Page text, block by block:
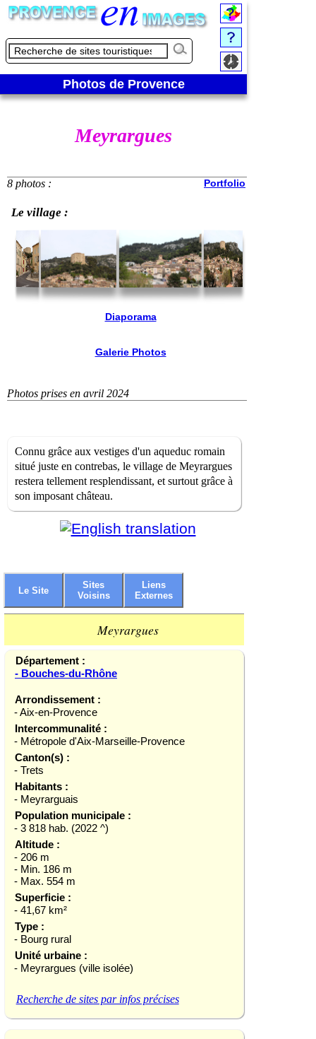
Photos de Provence
Meyrargues
8 photos : Portfolio
Le village :
Diaporama
Galerie Photos
Photos prises en avril 2024
Connu grâce aux vestiges d'un aqueduc romain
situé juste en contrebas, le village de Meyrargues
restera tellement resplendissant, et surtout grâce à
son imposant château.
Le Site
Sites
Voisins
Liens
Externes
Meyrargues
Département :
- Bouches-du-Rhône
Arrondissement :
- Aix-en-Provence
Intercommunalité :
- Métropole d'Aix-Marseille-Provence
Canton(s) :
- Trets
Habitants :
- Meyrarguais
Population municipale :
- 3 818 hab. (2022 ^)
Altitude :
- 206 m
- Min. 186 m
- Max. 554 m
Superficie :
- 41,67 km²
Type :
- Bourg rural
Unité urbaine :
- Meyrargues (ville isolée)
Recherche de sites par infos précises